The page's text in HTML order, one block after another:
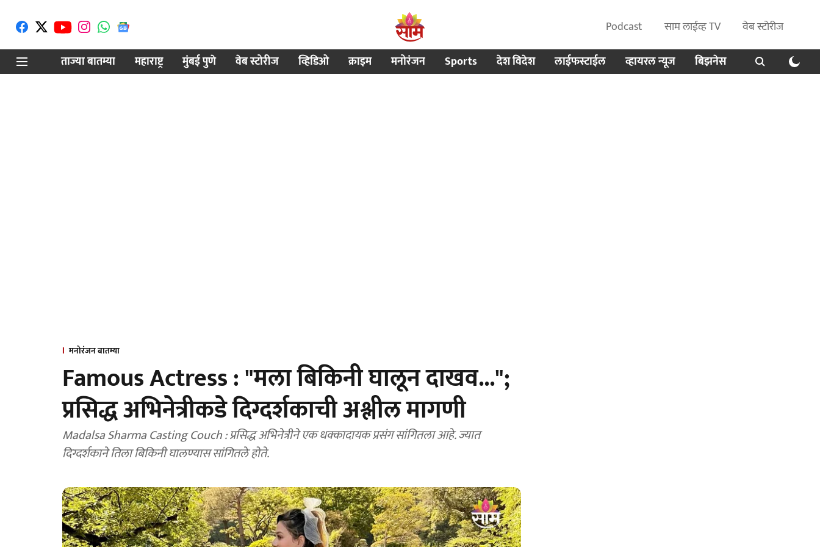
Podcast साम लाईव्ह TV
वेब स्टोरीज
ताज्या बातम्या
महाराष्ट्र मुंबई पुणे वेब स्टोरीज व्हिडिओ क्राइम मनोरंजन Sports देश विदेश लाईफस्टाईल व्हायरल न्यूज बिझनेस
मनोरंजन बातम्या
Famous Actress : "मला बिकिनी घालून दाखव...";
प्रसिद्ध अभिनेत्रीकडे दिग्दर्शकाची अश्लील मागणी
Madalsa Sharma Casting Couch : प्रसिद्ध अभिनेत्रीने एक धक्कादायक प्रसंग सांगितला आहे. ज्यात
दिग्दर्शकाने तिला बिकिनी घालण्यास सांगितले होते.